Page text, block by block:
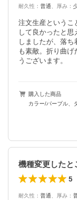
耐久性 ： 普通 厚み ：
注文生産というこ
して良かったと
しましたが、落
も素敵。折り曲げ
うございます。
購入した商品
カラー/パープル、
5
耐久性 ： 普通 厚み ：